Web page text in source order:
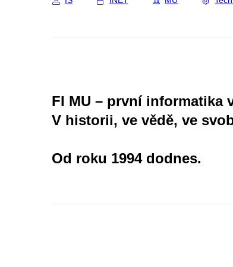
FI MU – první informatika
V historii, ve vědě, ve
Od roku 1994 dodnes.